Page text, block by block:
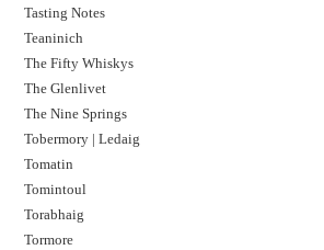
Tasting Notes
Teaninich
The Fifty Whiskys
The Glenlivet
The Nine Springs
Tobermory | Ledaig
Tomatin
Tomintoul
Torabhaig
Tormore